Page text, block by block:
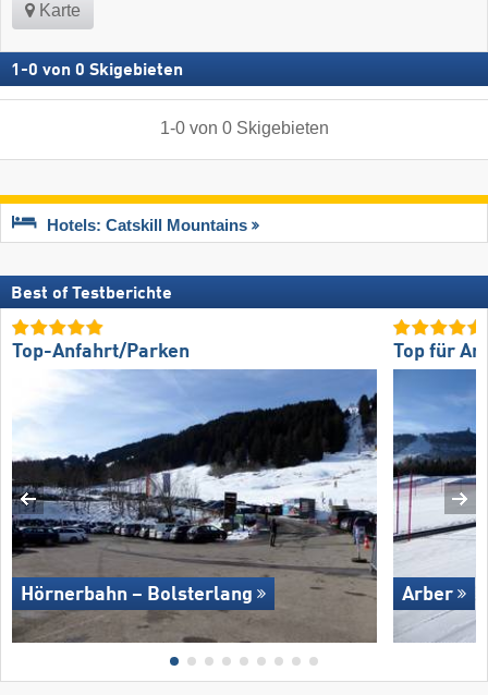
Karte
1 -0 von 0 Skigebieten
1-0von 0 Skigebieten
Hotels: Catskill Mountains
Best of Testberichte
Top-Anfahrt/Parken
Hörnerbahn – Bolsterlang
Top für
Arber